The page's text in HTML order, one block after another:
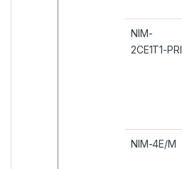
NIM-
2CE1T1-PRI
NIM-4E/M